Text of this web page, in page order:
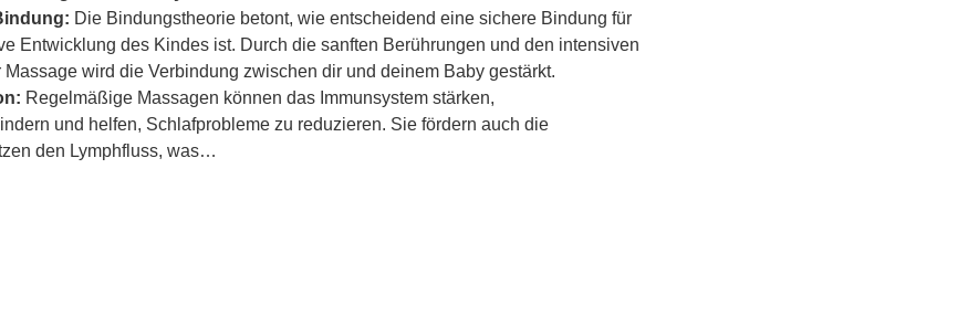
Die Bindungstheorie betont, wie entscheidend eine sichere Bindung für
Entwicklung des Kindes ist. Durch die sanften Berührungen und den intensiven
wird die Verbindung zwischen dir und deinem Baby gestärkt.
Regelmäßige Massagen können das Immunsystem stärken,
und helfen, Schlafprobleme zu reduzieren. Sie fördern auch die
den Lymphfluss, was…